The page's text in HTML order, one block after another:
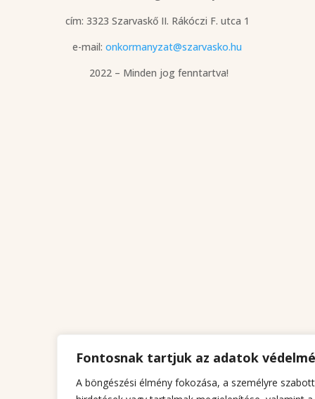
Fontosnak tartjuk az adatok
A böngészési élmény fokozása, a személyre szabott
cím: 3323 Szarvaskő II. Rákóczi F. utca 1
e-mail:onkormanyzat@szarvasko.hu
2022 – Minden jog fenntartva!